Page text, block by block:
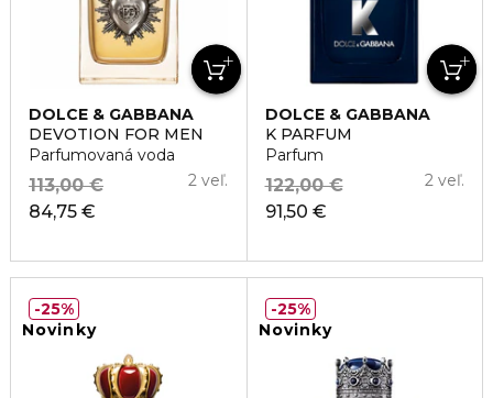
DOLCE & GABBANA
DEVOTION FOR MEN
Parfumovaná voda
84,75 €
113,00 € 2 veľ.
DOLCE & GABBANA
K PARFUM
Parfum
91,50 €
122,00 € 2 veľ.
Novinky
25%
Novinky
25%